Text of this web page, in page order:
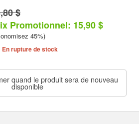
$
Promotionnel: 15,90 $
45%)
En rupture de stock
quand le produit sera de nouveau
disponible